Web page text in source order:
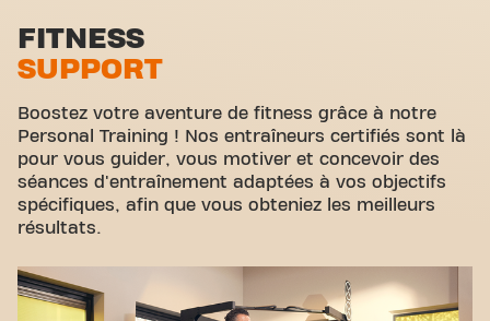
rejoignent.
Zone d'étirement
Cyclisme virtuel
Visite guidée
FITNESS
SUPPORT
Boostez votre aventure de fitness grâce à notre
Personal Training ! Nos entraîneurs certifiés sont là
pour vous guider, vous motiver et concevoir des
séances d'entraînement adaptées à vos objectifs
spécifiques, afin que vous obteniez les meilleurs
résultats.